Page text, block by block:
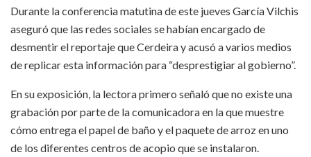
Durante la conferencia matutina de este jueves García Vilchis
aseguró que las redes sociales se habían encargado de
desmentir el reportaje que Cerdeira y acusó a varios medios
de replicar esta información para “desprestigiar al gobierno”.
En su exposición, la lectora primero señaló que no existe una
grabación por parte de la comunicadora en la que muestre
cómo entrega el papel de baño y el paquete de arroz en uno
de los diferentes centros de acopio que se instalaron.